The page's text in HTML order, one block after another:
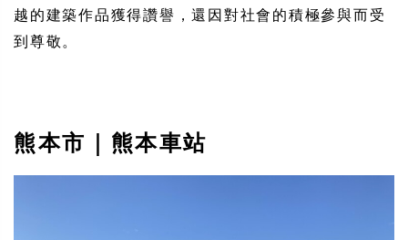
越的建築作品獲得讚譽，還因對社會的積極參與而受
到尊敬。
熊本市｜熊本車站